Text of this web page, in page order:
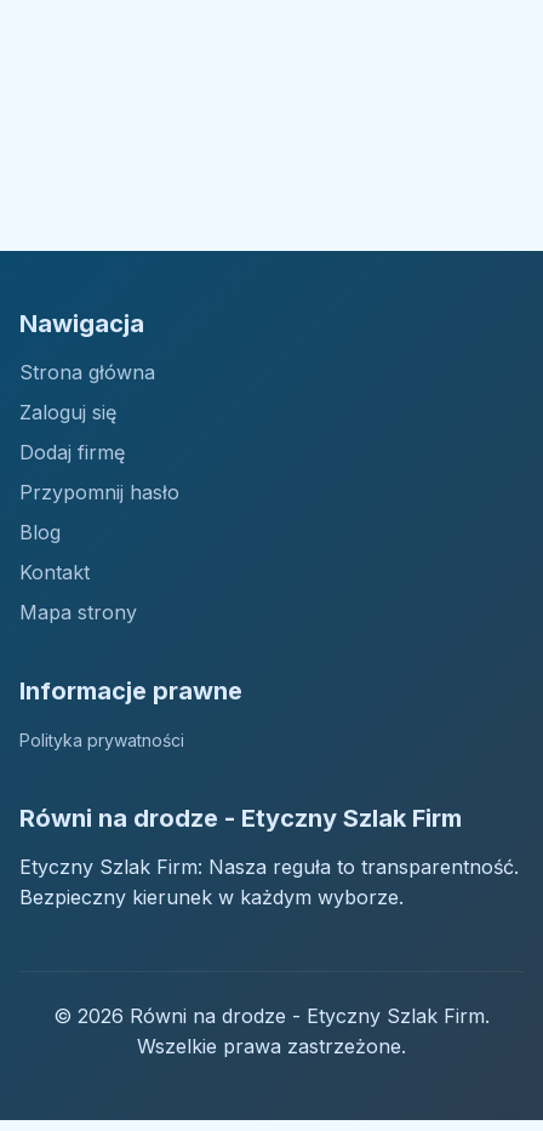
Nawigacja
Strona główna
Zaloguj się
Dodaj firmę
Przypomnij hasło
Blog
Kontakt
Mapa strony
Informacje prawne
Polityka prywatności
Równi na drodze - Etyczny Szlak Firm
Etyczny Szlak Firm: Nasza reguła to transparentność.
Bezpieczny kierunek w każdym wyborze.
© 2026 Równi na drodze - Etyczny Szlak Firm.
Wszelkie prawa zastrzeżone.